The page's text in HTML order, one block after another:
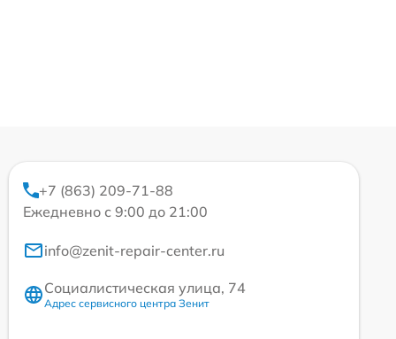
+7 (863) 209-71-88
Ежедневно с 9:00 до 21:00
info@zenit-repair-center.ru
Социалистическая улица, 74
Адрес сервисного центра Зенит